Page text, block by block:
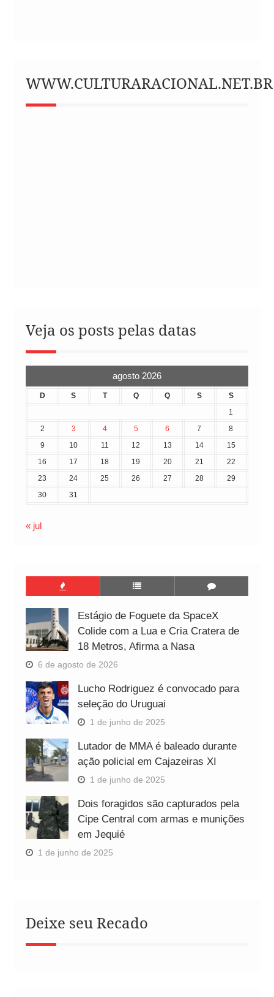
WWW.CULTURARACIONAL.NET.BR
Veja os posts pelas datas
agosto 2026
D S T Q Q S
S
1
2
3 4 5 6 7
8
9
10 11 12 13 14
15
16
17 18 19 20 21
22
23
24 25 26 27 28
29
30
31
« jul
Estágio de Foguete da SpaceX
Colide com a Lua e Cria Cratera de
18 Metros, Afirma a Nasa
6 de agosto de 2026
Lucho Rodriguez é convocado para
seleção do Uruguai
1 de junho de 2025
Lutador de MMA é baleado durante
ação policial em Cajazeiras XI
1 de junho de 2025
Dois foragidos são capturados pela
Cipe Central com armas e munições
em Jequié
1 de junho de 2025
Deixe seu Recado